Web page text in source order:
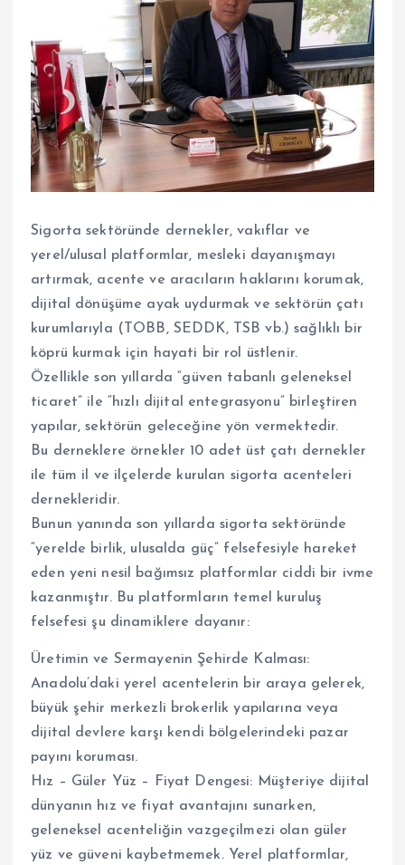
Sigorta sektöründe dernekler, vakıflar ve
yerel/ulusal platformlar, mesleki dayanışmayı
artırmak, acente ve aracıların haklarını korumak,
dijital dönüşüme ayak uydurmak ve sektörün çatı
kurumlarıyla (TOBB, SEDDK, TSB vb.) sağlıklı bir
köprü kurmak için hayati bir rol üstlenir.
​Özellikle son yıllarda “güven tabanlı geleneksel
ticaret” ile “hızlı dijital entegrasyonu” birleştiren
yapılar, sektörün geleceğine yön vermektedir.
Bu derneklere örnekler 10 adet üst çatı dernekler
ile tüm il ve ilçelerde kurulan sigorta acenteleri
dernekleridir.
Bunun yanında son yıllarda sigorta sektöründe
“yerelde birlik, ulusalda güç” felsefesiyle hareket
eden yeni nesil bağımsız platformlar ciddi bir ivme
kazanmıştır. Bu platformların temel kuruluş
felsefesi şu dinamiklere dayanır:
​Üretimin ve Sermayenin Şehirde Kalması:
Anadolu’daki yerel acentelerin bir araya gelerek,
büyük şehir merkezli brokerlik yapılarına veya
dijital devlere karşı kendi bölgelerindeki pazar
payını koruması.
​Hız – Güler Yüz – Fiyat Dengesi: Müşteriye dijital
dünyanın hız ve fiyat avantajını sunarken,
geleneksel acenteliğin vazgeçilmezi olan güler
yüz ve güveni kaybetmemek. Yerel platformlar,